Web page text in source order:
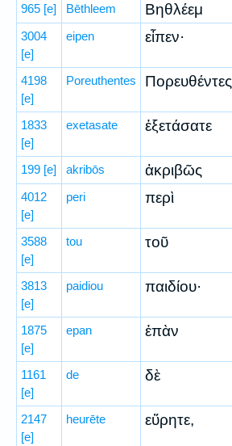
965 [e] Bēthleem Βηθλέεμ
3004
[e]
eipen εἶπεν·
4198
[e]
Poreuthentes Πορευθέντες
1833
[e]
exetasate ἐξετάσατε
199 [e] akribōs ἀκριβῶς
4012
[e]
peri περὶ
3588
[e]
tou τοῦ
3813
[e]
paidiou παιδίου·
1875
[e]
epan ἐπὰν
1161
[e]
de δὲ
2147
[e]
heurēte εὕρητε,